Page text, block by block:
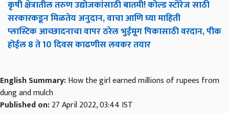
कृषी क्षेत्रातील तरुण उद्योजकांसाठी बातमी! कोल्ड स्टोरेज साठी
सरकारकडून मिळतेय अनुदान, वाचा आणि घ्या माहिती
प्लास्टिक आच्छादनाचा वापर ठरेल भुईमूग पिकासाठी वरदान, पीक
होईल 8 ते 10 दिवस काढणीस लवकर तयार
English Summary:How the girl earned millions of rupees from
dung and mulch
Published on:27 April 2022, 03:44 IST